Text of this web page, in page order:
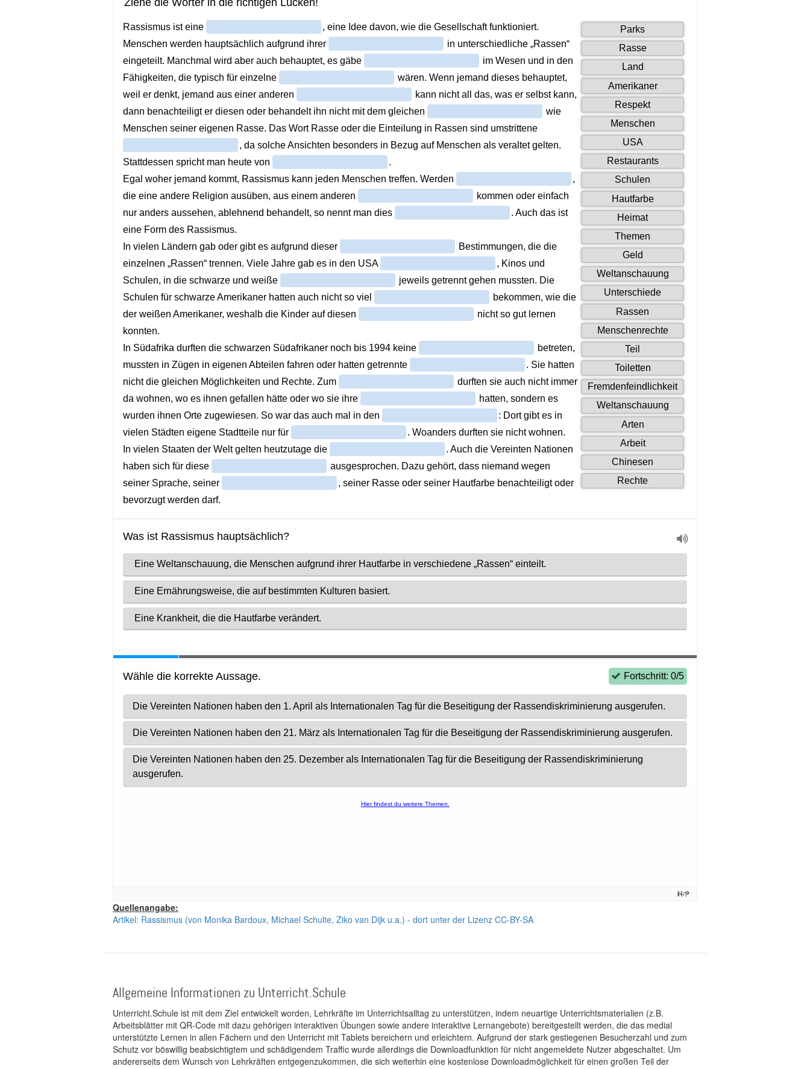
Quellenangabe:
Artikel: Rassismus (von Monika Bardoux, Michael Schulte, Ziko van Dijk u.a.) - dort unter der Lizenz CC-BY-SA
Allgemeine Informationen zu Unterricht.Schule
Unterricht.Schule ist mit dem Ziel entwickelt worden, Lehrkräfte im Unterrichtsalltag zu unterstützen, indem neuartige Unterrichtsmaterialien (z.B.
Arbeitsblätter mit QR-Code mit dazu gehörigen interaktiven Übungen sowie andere interaktive Lernangebote) bereitgestellt werden, die das medial
unterstützte Lernen in allen Fächern und den Unterricht mit Tablets bereichern und erleichtern. Aufgrund der stark gestiegenen Besucherzahl und zum
Schutz vor böswillig beabsichtigtem und schädigendem Traffic wurde allerdings die Downloadfunktion für nicht angemeldete Nutzer abgeschaltet. Um
andererseits dem Wunsch von Lehrkräften entgegenzukommen, die sich weiterhin eine kostenlose Downloadmöglichkeit für einen großen Teil der